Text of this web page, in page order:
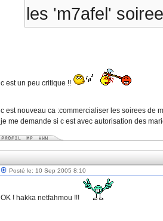
les 'm7afel'
c est un peu critique !!
c est nouveau ca :commercialiser les soirees de
je me demande si c est avec autorisation des
Posté le: 10 Sep 2005 8:10
OK ! hakka netfahmou !!!